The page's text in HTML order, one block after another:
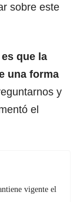
sobre este
que la
una forma
y
el
vigente el